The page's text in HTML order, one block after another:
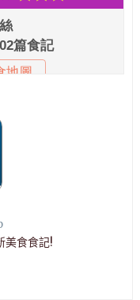
美食食記!